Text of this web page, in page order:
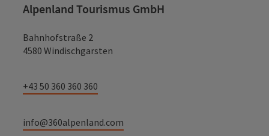
Alpenland Tourismus GmbH
Bahnhofstraße 2
4580 Windischgarsten
+43 50 360 360 360
info@360alpenland.com